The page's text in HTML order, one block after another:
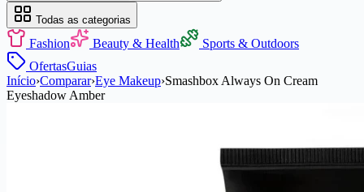
Todas as categorias
Fashion Beauty & Health
Sports & Outdoors
OfertasGuias
Início›Comparar›Eye Makeup›Smashbox Always On Cream
Eyeshadow Amber